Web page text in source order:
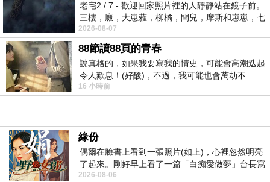
老宅2 / 7 - 歡迎回家照片裡的人靜靜站在鏡子前。
三樓，廄，大崽蕥，柳橘，閆兒，摩斯和崽崽，七
個人整整齊齊地站在鏡框之外，如同
2026-08-07
88節讀88頁的青春
說真格的，如果我要寫我的情史，可能會高潮迭起
令人歎息！(好酸)，不過，我可能也會萬劫不
復...，每天跪鍵盤還是被判了花心的罪
16 小時前
緣份
偶爾在臉書上看到一張照片(如上)，心裡忽然明亮
了起來。剛好早上看了一篇「白痴愛做夢」台長寫
的貼文，在回顧年輕時瘋狂愛上
2026-08-06